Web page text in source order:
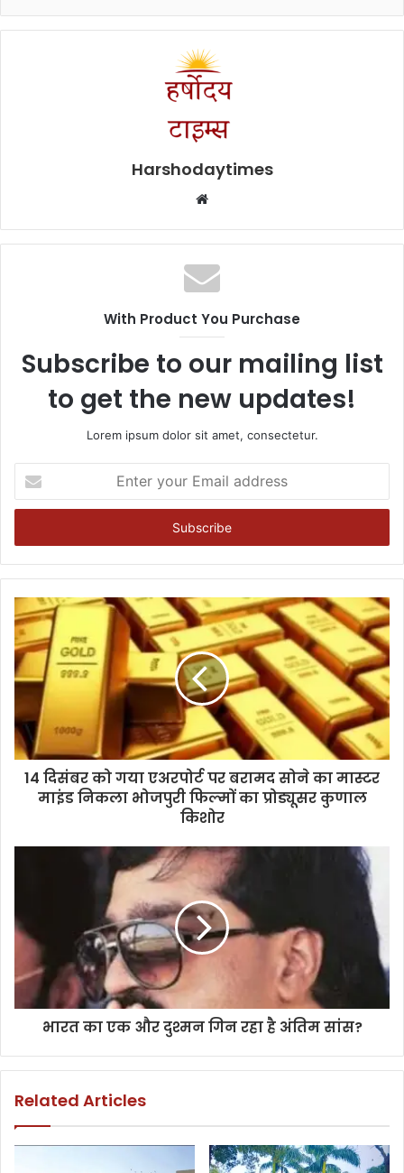
Harshodaytimes
Website
With Product You Purchase
Subscribe to our mailing list
to get the new updates!
Lorem ipsum dolor sit amet, consectetur.
your
Email
14 दिसंबर को गया एअरपोर्ट पर बरामद सोने का मास्टर
माइंड निकला भोजपुरी फिल्मों का प्रोड्यूसर कुणाल
किशोर
भारत का एक और दुश्मन गिन रहा है अंतिम सांस?
Related Articles